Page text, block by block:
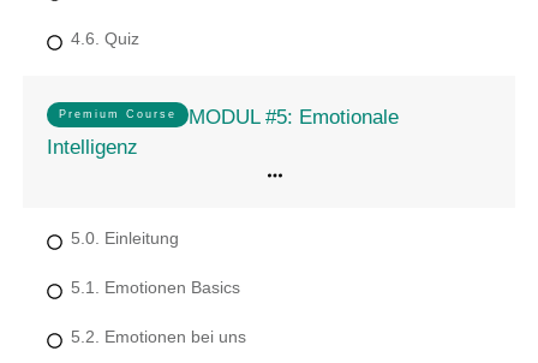
4.6. Quiz
Premium Course
MODUL #5: Emotionale
Intelligenz
5.0. Einleitung
5.1. Emotionen Basics
5.2. Emotionen bei uns